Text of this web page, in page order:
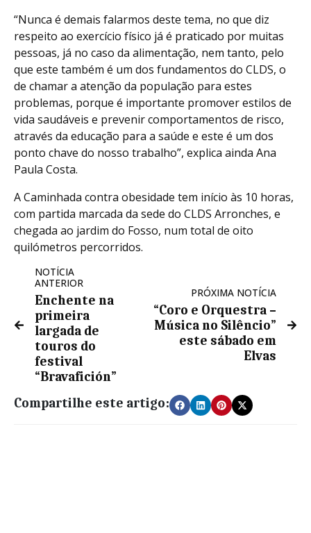
“Nunca é demais falarmos deste tema, no que diz
respeito ao exercício físico já é praticado por muitas
pessoas, já no caso da alimentação, nem tanto, pelo
que este também é um dos fundamentos do CLDS, o
de chamar a atenção da população para estes
problemas, porque é importante promover estilos de
vida saudáveis e prevenir comportamentos de risco,
através da educação para a saúde e este é um dos
ponto chave do nosso trabalho”, explica ainda Ana
Paula Costa.
A Caminhada contra obesidade tem início às 10 horas,
com partida marcada da sede do CLDS Arronches, e
chegada ao jardim do Fosso, num total de oito
quilómetros percorridos.
NOTÍCIA
ANTERIOR
Enchente na
primeira
largada de
touros do
festival
“Bravafición”
PRÓXIMA NOTÍCIA
“Coro e Orquestra –
Música no Silêncio”
este sábado em
Elvas
Compartilhe este artigo: